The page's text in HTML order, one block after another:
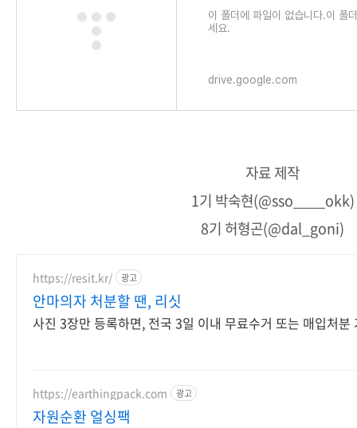
이 폴더에 파일이 없습니다.이 폴
세요.
drive.google.com
자료 제작
1기 박숙현(@sso____okk)
8기 허형곤(@dal_goni)
https://resit.kr/ 광고
안마의자 처분할 땐, 리싯
사진 3장만 등록하면, 전국 3일 이내 무료수거 또는 매입처분
https://earthingpack.com 광고
자원순환 얼싱팩